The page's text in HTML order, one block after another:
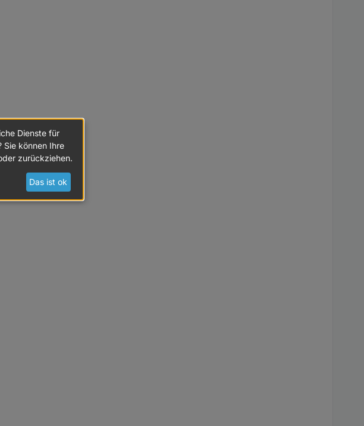
Dienste für
Sie können Ihre
zurückziehen.
Das ist ok